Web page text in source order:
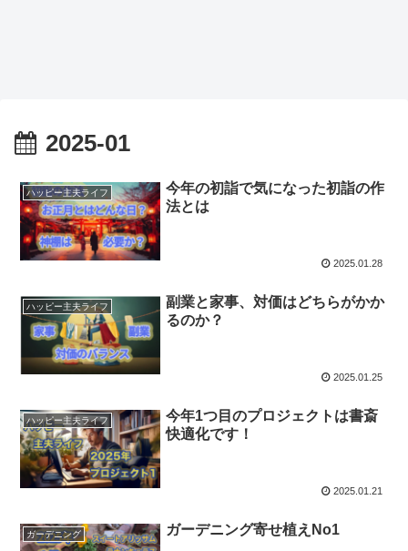
2025-01
ハッピー主夫ライフ
今年の初詣で気になった初詣の作
法とは
2025.01.28
ハッピー主夫ライフ
副業と家事、対価はどちらがかか
るのか？
2025.01.25
ハッピー主夫ライフ
今年1つ目のプロジェクトは書斎
快適化です！
2025.01.21
ガーデニング ガーデニング寄せ植えNo1